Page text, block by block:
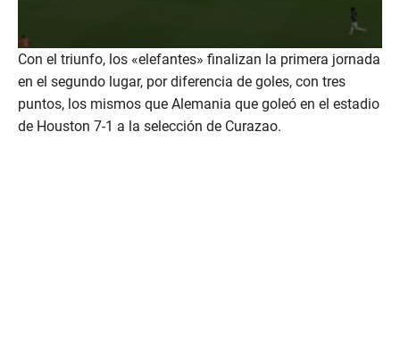
0
s
e
o
n
Con el triunfo, los «elefantes» finalizan la primera jornada
en el segundo lugar, por diferencia de goles, con tres
puntos, los mismos que Alemania que goleó en el estadio
de Houston 7-1 a la selección de Curazao.